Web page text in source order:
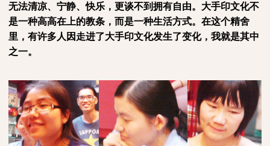
无法清凉、宁静、快乐，更谈不到拥有自由。大手印文化不
是一种高高在上的教条，而是一种生活方式。在这个精舍
里，有许多人因走进了大手印文化发生了变化，我就是其中
之一。